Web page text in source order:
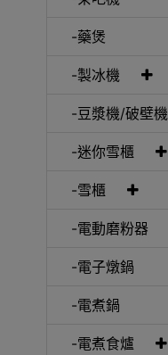
-藥煲
-製冰機
-豆漿機/破壁機
-迷你雪櫃
-雪櫃
-電動磨粉器
-電子燉鍋
-電煮鍋
-電煮食爐